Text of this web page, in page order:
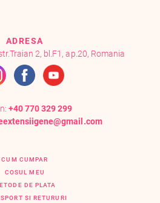
ADRESA
2, bl.F1, ap.20, Romania
+40 770 329 299
CUM CUMPAR
COSUL MEU
DE PLATA
SI RETURURI